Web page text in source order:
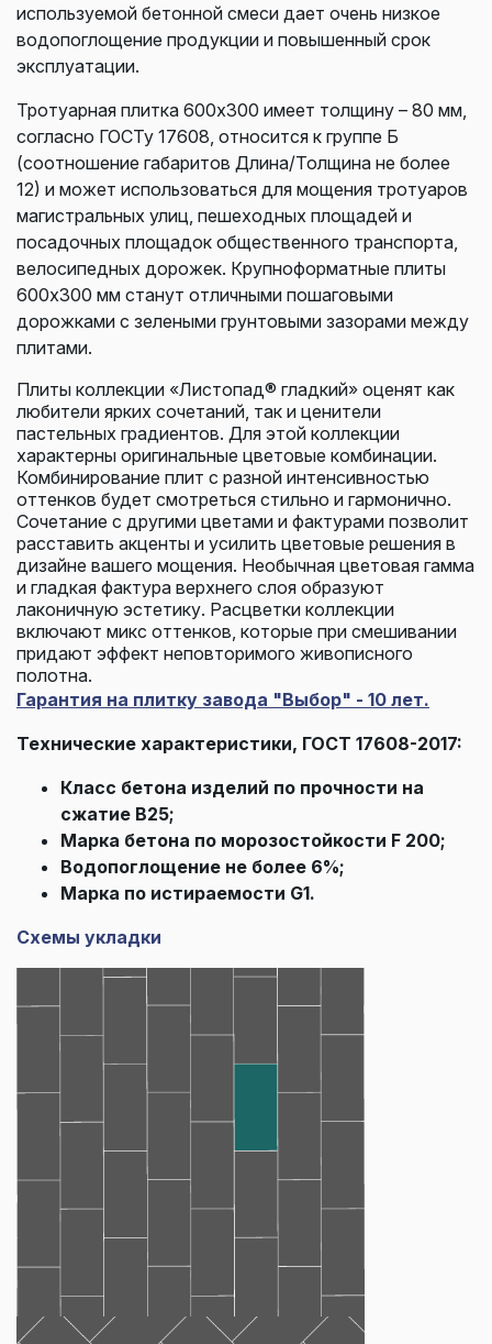
используемой бетонной смеси дает очень низкое
водопоглощение продукции и повышенный срок
эксплуатации.
Тротуарная плитка 600х300 имеет толщину – 80 мм,
согласно ГОСТу 17608, относится к группе Б
(соотношение габаритов Длина/Толщина не более
12) и может использоваться для мощения тротуаров
магистральных улиц, пешеходных площадей и
посадочных площадок общественного транспорта,
велосипедных дорожек. Крупноформатные плиты
600х300 мм станут отличными пошаговыми
дорожками с зелеными грунтовыми зазорами между
плитами.
Плиты коллекции «Листопад® гладкий» оценят как
любители ярких сочетаний, так и ценители
пастельных градиентов. Для этой коллекции
характерны оригинальные цветовые комбинации.
Комбинирование плит с разной интенсивностью
оттенков будет смотреться стильно и гармонично.
Сочетание с другими цветами и фактурами позволит
расставить акценты и усилить цветовые решения в
дизайне вашего мощения. Необычная цветовая гамма
и гладкая фактура верхнего слоя образуют
лаконичную эстетику. Расцветки коллекции
включают микс оттенков, которые при смешивании
придают эффект неповторимого живописного
полотна.
Гарантия на плитку завода "Выбор" - 10 лет.
Технические характеристики, ГОСТ 17608-2017:
Класс бетона изделий по прочности на
сжатие В25;
Марка бетона по морозостойкости F 200;
Водопоглощение не более 6%;
Марка по истираемости G1.
Схемы укладки